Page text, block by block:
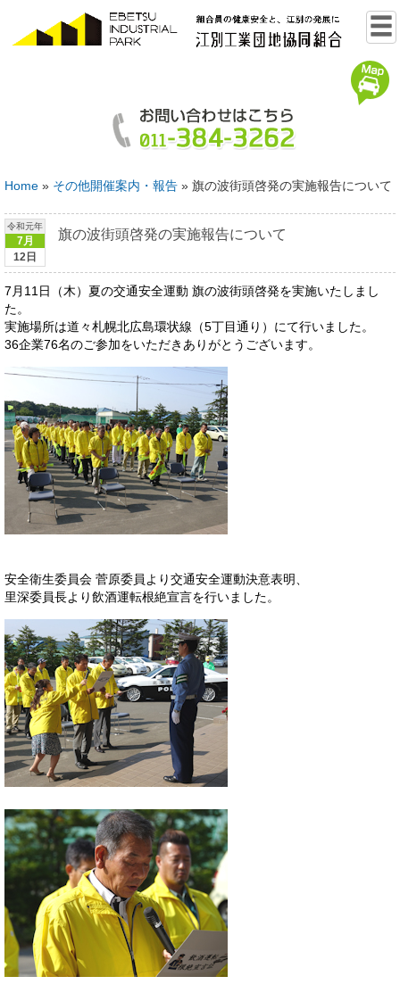
Home » その他開催案内・報告 » 旗の波街頭啓発の実施報告について
令和元年
7月
12日
旗の波街頭啓発の実施報告について
7月11日（木）夏の交通安全運動 旗の波街頭啓発を実施いたしまし
た。
実施場所は道々札幌北広島環状線（5丁目通り）にて行いました。
36企業76名のご参加をいただきありがとうございます。
安全衛生委員会 菅原委員より交通安全運動決意表明、
里深委員長より飲酒運転根絶宣言を行いました。